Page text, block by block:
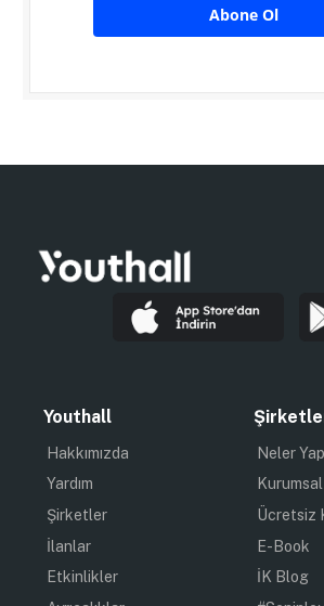
Abone Ol
Youthall
Hakkımızda
Yardım
Şirketler
İlanlar
Etkinlikler
Neler
Ücretsiz
E-Book
İK Blog